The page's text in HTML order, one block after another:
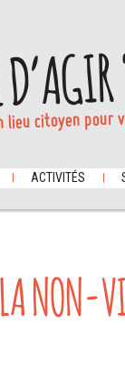
lieu citoyen
ACTIVITÉS
NON-